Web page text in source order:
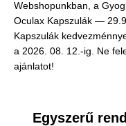
Webshopunkban, a
Oculax Kapszulák —
Kapszulák
a 2026. 08. 12.-ig. Ne
ajánlatot!
Egyszerű